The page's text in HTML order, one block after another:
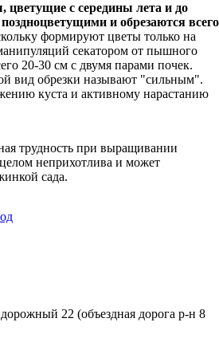
цветущие с середины лета и до
и обрезаются всего
формируют цветы только на
секатором от пышного
20-30 см с двумя парами почек.
вид обрезки называют "сильным".
куста и активному нарастанию
трудность при выращивании
неприхотлива и может
сада.
22 (объездная дорога р-н 8